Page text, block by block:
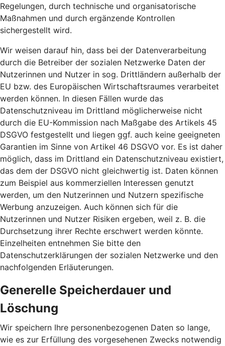
Regelungen, durch technische und organisatorische
Maßnahmen und durch ergänzende Kontrollen
sichergestellt wird.
Wir weisen darauf hin, dass bei der Datenverarbeitung
durch die Betreiber der sozialen Netzwerke Daten der
Nutzerinnen und Nutzer in sog. Drittländern außerhalb der
EU bzw. des Europäischen Wirtschaftsraumes verarbeitet
werden können. In diesen Fällen wurde das
Datenschutzniveau im Drittland möglicherweise nicht
durch die EU-Kommission nach Maßgabe des Artikels 45
DSGVO festgestellt und liegen ggf. auch keine geeigneten
Garantien im Sinne von Artikel 46 DSGVO vor. Es ist daher
möglich, dass im Drittland ein Datenschutzniveau existiert,
das dem der DSGVO nicht gleichwertig ist. Daten können
zum Beispiel aus kommerziellen Interessen genutzt
werden, um den Nutzerinnen und Nutzern spezifische
Werbung anzuzeigen. Auch können sich für die
Nutzerinnen und Nutzer Risiken ergeben, weil z. B. die
Durchsetzung ihrer Rechte erschwert werden könnte.
Einzelheiten entnehmen Sie bitte den
Datenschutzerklärungen der sozialen Netzwerke und den
nachfolgenden Erläuterungen.
Generelle Speicherdauer und
Löschung
Wir speichern Ihre personenbezogenen Daten so lange,
wie es zur Erfüllung des vorgesehenen Zwecks notwendig